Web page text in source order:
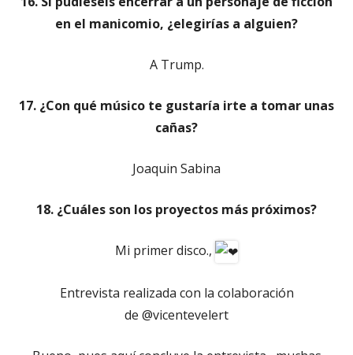
en el manicomio, ¿elegirías a alguien?
A Trump.
17. ¿Con qué músico te gustaría irte a tomar unas
cañas?
Joaquin Sabina
18. ¿Cuáles son los proyectos más próximos?
Mi primer disco.,
Entrevista realizada con la colaboración
de @vicentevelert